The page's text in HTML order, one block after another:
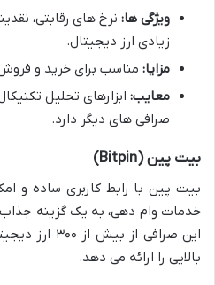
ویژگی ها: نرخ های رقابتی،
زیادی ارز دیجیتال.
مزایا: مناسب برای خرید و
معایب: ابزارهای تحلیل
صرافی های دیگر دارد.
بیت پین (Bitpin)
بیت پین با رابط کاربری ساده و
خدمات وام دهی، به یک گزینه
این صرافی از
بالایی را ارائه می دهد.